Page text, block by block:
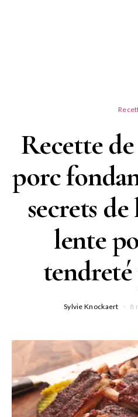
Recette
porc
secrets
lente
Sylvie Knockaert 8